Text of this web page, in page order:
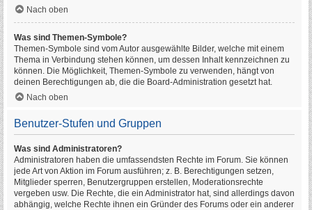
Nach oben
Was sind Themen-Symbole?
Themen-Symbole sind vom Autor ausgewählte Bilder, welche mit einem
Thema in Verbindung stehen können, um dessen Inhalt kennzeichnen zu
können. Die Möglichkeit, Themen-Symbole zu verwenden, hängt von
deinen Berechtigungen ab, die die Board-Administration gesetzt hat.
Nach oben
Benutzer-Stufen und Gruppen
Was sind Administratoren?
Administratoren haben die umfassendsten Rechte im Forum. Sie können
jede Art von Aktion im Forum ausführen; z. B. Berechtigungen setzen,
Mitglieder sperren, Benutzergruppen erstellen, Moderationsrechte
vergeben usw. Die Rechte, die ein Administrator hat, sind allerdings davon
abhängig, welche Rechte ihnen ein Gründer des Forums oder ein anderer